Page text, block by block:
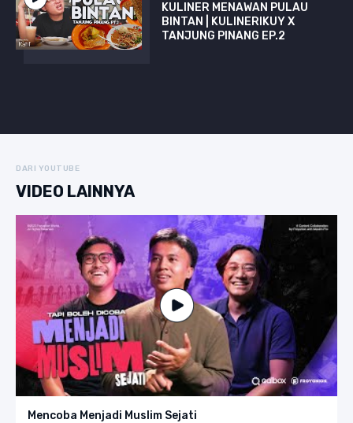
KULINER MENAWAN PULAU
BINTAN | KULINERIKUY X
TANJUNG PINANG EP.2
DARI YOUTUBE
VIDEO LAINNYA
Mencoba Menjadi Muslim Sejati